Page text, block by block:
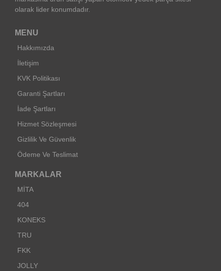
olarak lider konumdadır.
MENU
Hakkımızda
İletişim
KVK Politikası
Garanti Şartları
İade Şartları
Hizmet Sözleşmesi
Gizlilik Ve Güvenlik
Ödeme Ve Teslimat
MARKALAR
MİTA
404
KONEKS
TRU
FKK
JOLLY